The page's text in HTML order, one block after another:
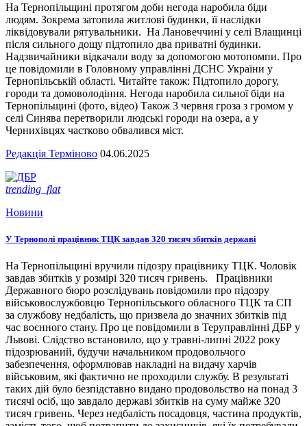
На Тернопільщині протягом доби негода наробила біди
людям. Зокрема затопила житлові будинки, її наслідки
ліквідовували рятувальники. На Лановеччині у селі Влащинці
після сильного дощу підтопило два приватні будинки.
Надзвичайники відкачали воду за допомогою мотопомпи. Про
це повідомили в Головному управлінні ДСНС України у
Тернопільській області. Читайте також: Підтопило дорогу,
городи та домоволодіння. Негода наробила сильної біди на
Тернопільщині (фото, відео) Також 3 червня гроза з громом у
селі Синява перетворили людські городи на озера, а у
Чернихівцях частково обвалився міст.
Редакція Терміново 04.06.2025
trending_flat
Новини
У Тернополі працівник ТЦК завдав 320 тисяч збитків державі
На Тернопільщині вручили підозру працівнику ТЦК. Чоловік
завдав збитків у розмірі 320 тисяч гривень. Працівники
Державного бюро розслідувань повідомили про підозру
військовослужбовцю Тернопільського обласного ТЦК та СП
за службову недбалість, що призвела до значних збитків під
час воєнного стану. Про це повідомили в Теруправлінні ДБР у
Львові. Слідство встановило, що у травні-липні 2022 року
підозрюваний, будучи начальником продовольчого
забезпечення, оформлював накладні на видачу харчів
військовим, які фактично не проходили службу. В результаті
таких дій було безпідставно видано продовольство на понад 3
тисячі осіб, що завдало державі збитків на суму майже 320
тисяч гривень. Через недбалість посадовця, частина продуктів,